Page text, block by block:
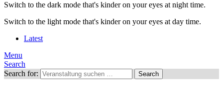
Switch to the dark mode that's kinder on your eyes at night time.
Switch to the light mode that's kinder on your eyes at day time.
Latest
Menu
Search
Search for:
Search